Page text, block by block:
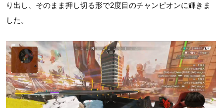
り出し、そのまま押し切る形で2度目のチャンピオンに輝きま
した。